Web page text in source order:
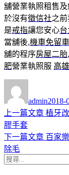
舖營業執照租售
於沒有徵信社之
是戒指讓您安心
當舖後,機車免留車
舖的程序房屋二胎
肥營業執照服 高
者
admin佈
日
2018-
文
章
導
覽
上一篇文章 上
篇
植牙
膠手套
下一篇文章 下
百家
除毛
搜